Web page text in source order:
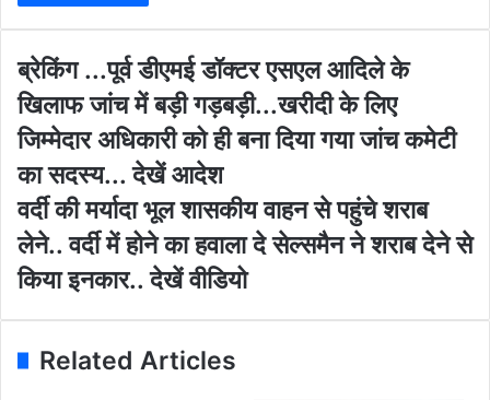
o
E
m
a
i
a
d
d
ब्रे
किं
ग
.
.
पू
डी
ए
म
ई
ब्रेकिंग ...पूर्व डीएमई डॉक्टर एसएल आदिले के
खिलाफ जांच में बड़ी गड़बड़ी...खरीदी के लिए
जिम्मेदार अधिकारी को ही बना दिया गया जांच कमेटी
का सदस्य... देखें आदेश
व
र्दी
की
म
दा
ल
वर्दी की मर्यादा भूल शासकीय वाहन से पहुंचे शराब
लेने.. वर्दी में होने का हवाला दे सेल्समैन ने शराब देने से
किया इनकार.. देखें वीडियो
Related Articles